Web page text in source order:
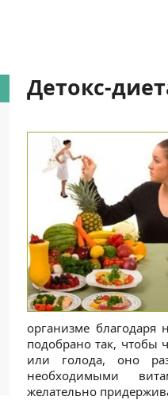
Детокс-
организме
подобрано так, чтобы
или голода, оно
необходимыми
желательно